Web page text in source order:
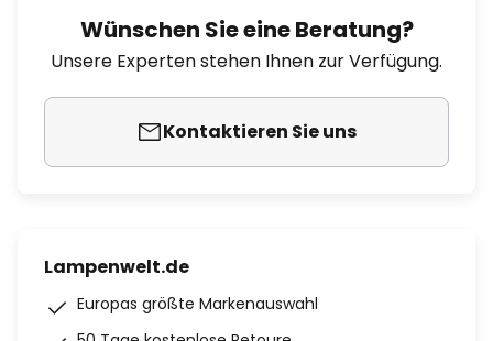
Wünschen Sie eine Beratung?
Unsere Experten stehen Ihnen zur Verfügung.
Kontaktieren Sie uns
Lampenwelt.de
Europas größte Markenauswahl